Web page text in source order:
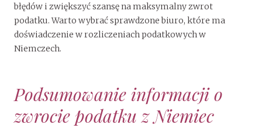
błędów i zwiększyć szansę na maksymalny zwrot
podatku. Warto wybrać sprawdzone biuro, które ma
doświadczenie w rozliczeniach podatkowych w
Niemczech.
Podsumowanie informacji o
zwrocie podatku z Niemiec